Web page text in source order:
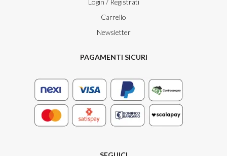
Login / Registrati
Carrello
Newsletter
PAGAMENTI SICURI